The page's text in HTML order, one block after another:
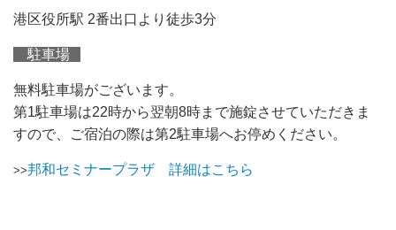
港区役所駅 2番出口より徒歩3分
駐車場
無料駐車場がございます。
第1駐車場は22時から翌朝8時まで施錠させていただきま
すので、ご宿泊の際は第2駐車場へお停めください。
>>邦和セミナープラザ 詳細はこちら